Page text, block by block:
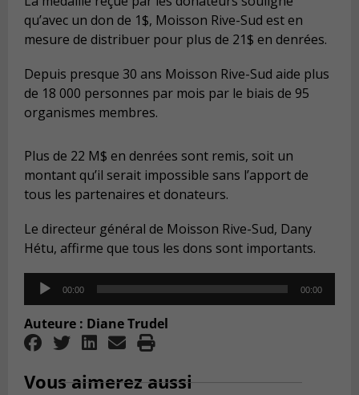
qu’avec un don de 1$, Moisson Rive-Sud est en
mesure de distribuer pour plus de 21$ en denrées.
Depuis presque 30 ans Moisson Rive-Sud aide plus
de 18 000 personnes par mois par le biais de 95
organismes membres.
Plus de 22 M$ en denrées sont remis, soit un
montant qu’il serait impossible sans l’apport de
tous les partenaires et donateurs.
Le directeur général de Moisson Rive-Sud, Dany
Hétu, affirme que tous les dons sont importants.
Audio
Player
00:00 00:00
Auteure : Diane Trudel
Vous aimerez aussi